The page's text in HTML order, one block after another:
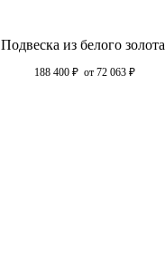
Подвеска из белого золота
188 400 ₽ от 72 063 ₽